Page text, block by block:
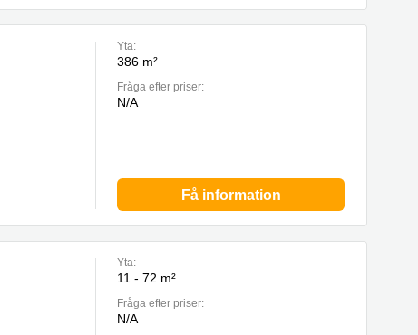
Yta:
386 m²
Fråga efter priser:
N/A
Få information
Yta:
11 - 72 m²
Fråga efter priser:
N/A